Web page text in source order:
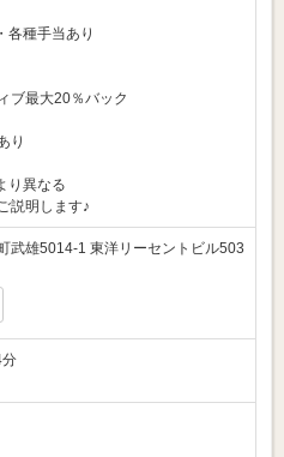
各種手当あり
ブ最大20％バック
り
り異なる
説明します♪
武雄5014-1 東洋リーセントビル503